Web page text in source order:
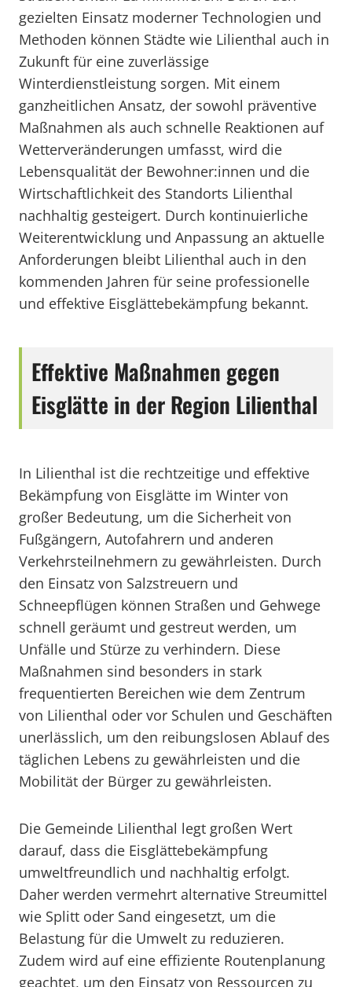
gezielten Einsatz moderner Technologien und
Methoden können Städte wie Lilienthal auch in
Zukunft für eine zuverlässige
Winterdienstleistung sorgen. Mit einem
ganzheitlichen Ansatz, der sowohl präventive
Maßnahmen als auch schnelle Reaktionen auf
Wetterveränderungen umfasst, wird die
Lebensqualität der Bewohner:innen und die
Wirtschaftlichkeit des Standorts Lilienthal
nachhaltig gesteigert. Durch kontinuierliche
Weiterentwicklung und Anpassung an aktuelle
Anforderungen bleibt Lilienthal auch in den
kommenden Jahren für seine professionelle
und effektive Eisglättebekämpfung bekannt.
Effektive Maßnahmen gegen
Eisglätte in der Region Lilienthal
In Lilienthal ist die rechtzeitige und effektive
Bekämpfung von Eisglätte im Winter von
großer Bedeutung, um die Sicherheit von
Fußgängern, Autofahrern und anderen
Verkehrsteilnehmern zu gewährleisten. Durch
den Einsatz von Salzstreuern und
Schneepflügen können Straßen und Gehwege
schnell geräumt und gestreut werden, um
Unfälle und Stürze zu verhindern. Diese
Maßnahmen sind besonders in stark
frequentierten Bereichen wie dem Zentrum
von Lilienthal oder vor Schulen und Geschäften
unerlässlich, um den reibungslosen Ablauf des
täglichen Lebens zu gewährleisten und die
Mobilität der Bürger zu gewährleisten.
Die Gemeinde Lilienthal legt großen Wert
darauf, dass die Eisglättebekämpfung
umweltfreundlich und nachhaltig erfolgt.
Daher werden vermehrt alternative Streumittel
wie Splitt oder Sand eingesetzt, um die
Belastung für die Umwelt zu reduzieren.
Zudem wird auf eine effiziente Routenplanung
geachtet, um den Einsatz von Ressourcen zu